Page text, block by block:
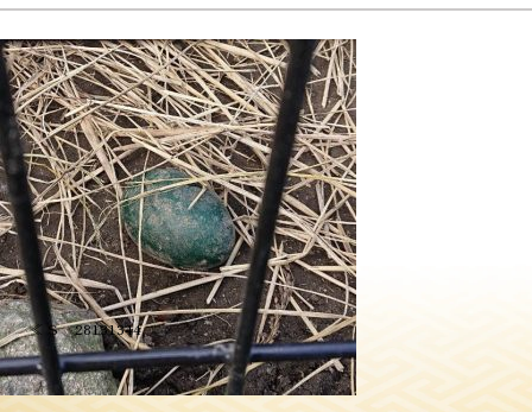
投
稿
≪ S__28131344